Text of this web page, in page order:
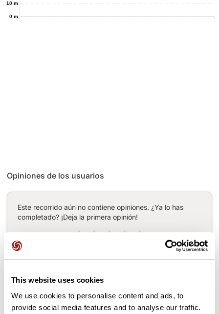
This website uses cookies
We use cookies to personalise content and ads, to
provide social media features and to analyse our traffic.
0 m
10 m
Opiniones de los usuarios
Este recorrido aún no contiene opiniones. ¿Ya lo has
completado? ¡Deja la primera opinión!
Añadir una opinión
Puertos a lo largo de la ruta